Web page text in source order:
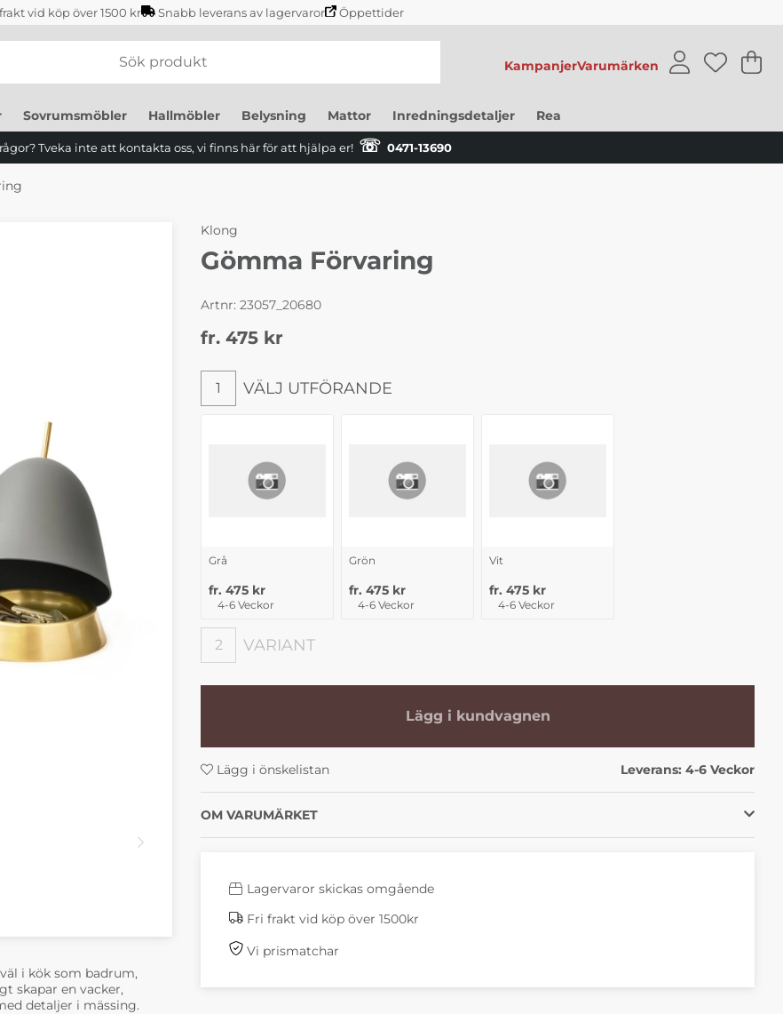
vid köp över 1500 kr Snabb leverans av lagervaror Öppettider
KampanjerVarumärken .
Sovrumsmöbler Hallmöbler Belysning Mattor Inredningsdetaljer Rea
Tveka inte att kontakta oss, vi finns här för att hjälpa er! ☏ 0471-13690
i kök som badrum,
skapar en vacker,
detaljer i mässing.
Klong
Gömma Förvaring
Artnr: 23057_20680
fr. 475 kr
Välj utförande
1 VÄLJ UTFÖRANDE
Grå
fr. 475 kr
4-6 Veckor
Grön
fr. 475 kr
4-6 Veckor
Vit
fr. 475 kr
4-6 Veckor
Variant
2 VARIANT
Lägg i kundvagnen
Lägg i önskelistan Leverans: 4-6 Veckor
OM VARUMÄRKET
Lagervaror skickas omgående
Fri frakt vid köp över 1500kr
Vi prismatchar